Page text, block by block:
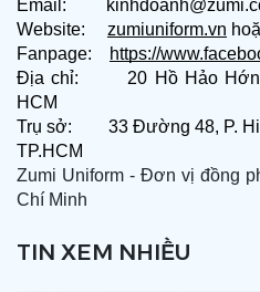
TIN XEM NHIỀU
Email:
Website:
zumiuniform.vn
Fanpage:
https://
Địa chỉ: 20 Hồ Hảo Hớn,
HCM
Trụ sở: 33 Đường 48, P.
TP.HCM
Zumi Uniform - Đơn vị đồng
Chí Minh